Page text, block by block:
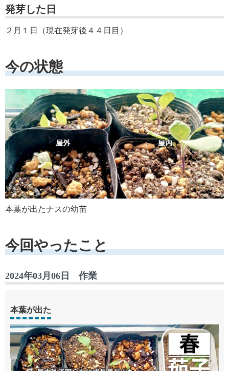
発芽した日
２月１日（現在発芽後４４日目）
今の状態
本葉が出たナスの幼苗
今回やったこと
2024年03月06日 作業
本葉が出た